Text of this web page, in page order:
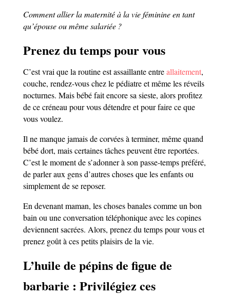
Comment allier la maternité à la vie féminine en tant
qu’épouse ou même salariée ?
Prenez du temps pour vous
C’est vrai que la routine est assaillante entreallaitement,
couche, rendez-vous chez le pédiatre et même les réveils
nocturnes. Mais bébé fait encore sa sieste, alors profitez
de ce créneau pour vous détendre et pour faire ce que
vous voulez.
Il ne manque jamais de corvées à terminer, même quand
bébé dort, mais certaines tâches peuvent être reportées.
C’est le moment de s’adonner à son passe-temps préféré,
de parler aux gens d’autres choses que les enfants ou
simplement de se reposer.
En devenant maman, les choses banales comme un bon
bain ou une conversation téléphonique avec les copines
deviennent sacrées. Alors, prenez du temps pour vous et
prenez goût à ces petits plaisirs de la vie.
L’huile de pépins de figue de
barbarie : Privilégiez ces